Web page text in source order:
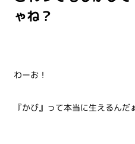
ゃね？
わーお！
『かび』って本当に生えるんだ